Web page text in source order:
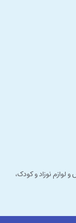
و لوازم نوزاد و کودک،